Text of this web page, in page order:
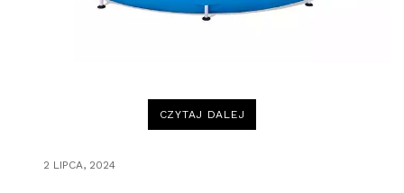
CZYTAJ DALEJ
2 LIPCA, 2024